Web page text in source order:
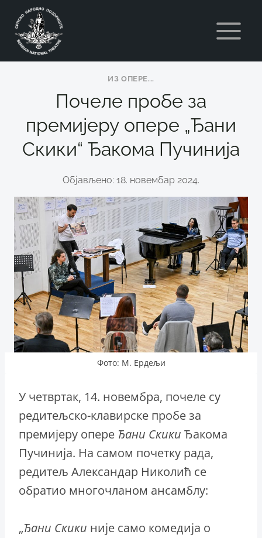
content
ИЗ ОПЕРE...
Почеле пробе за
премијеру опере „Ђани
Скики“ Ђакома Пучинија
Објављено: 18. новембар 2024.
Фото: М. Ердељи
У четвртак, 14. новембра, почеле су
редитељско-клавирске пробе за
премијеру опере Ђани Скики Ђакома
Пучинија. На самом почетку рада,
редитељ Александар Николић се
обратио многочланом ансамблу:
„Ђани Скики није само комедија о